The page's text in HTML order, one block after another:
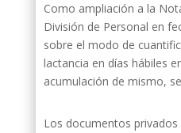
Como ampliación a la
División de Personal en
sobre el modo de
lactancia en días hábiles
acumulación de mismo,
Los documentos